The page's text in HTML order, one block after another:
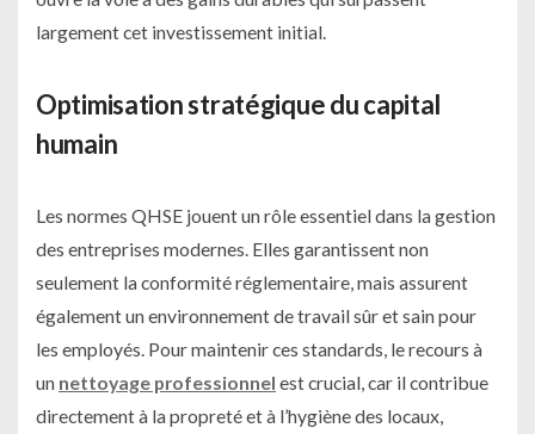
largement cet investissement initial.
Optimisation stratégique du capital
humain
Les normes QHSE jouent un rôle essentiel dans la gestion
des entreprises modernes. Elles garantissent non
seulement la conformité réglementaire, mais assurent
également un environnement de travail sûr et sain pour
les employés. Pour maintenir ces standards, le recours à
un nettoyage professionnel est crucial, car il contribue
directement à la propreté et à l’hygiène des locaux,